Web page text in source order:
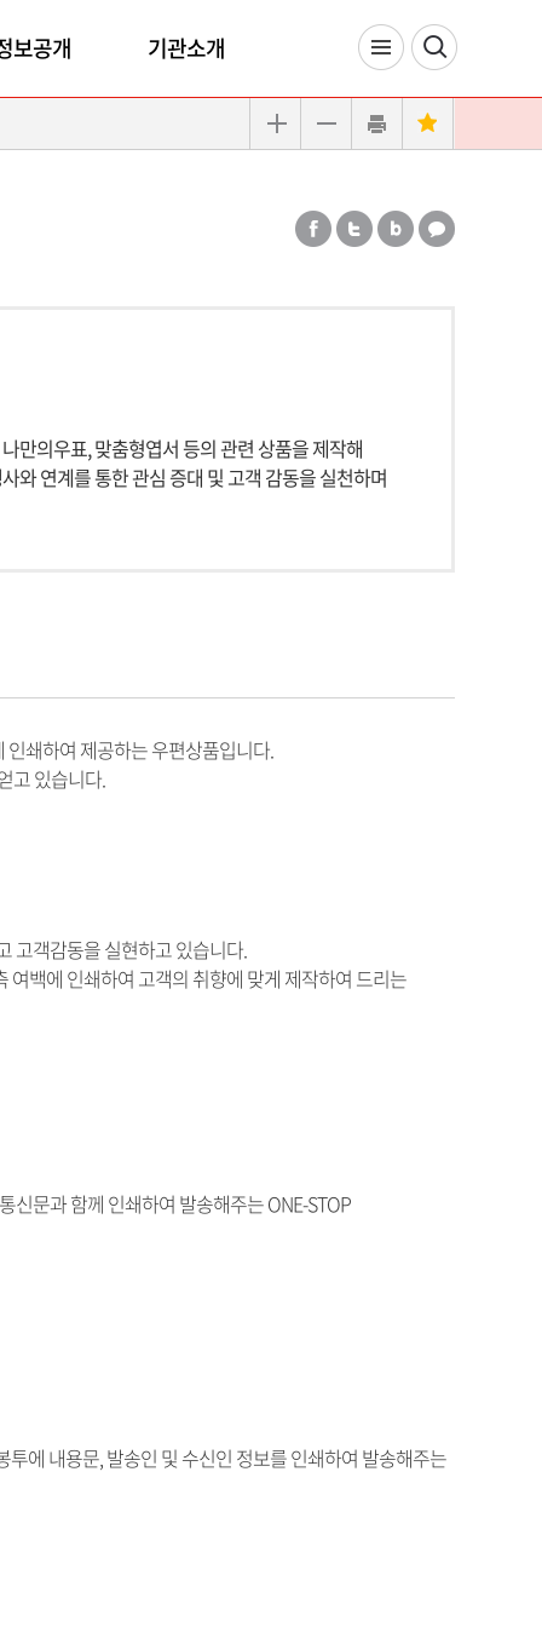
보공개 기관소개
만의우표, 맞춤형엽서 등의 관련 상품을 제작해
와 연계를 통한 관심 증대 및 고객 감동을 실천하며
인쇄하여 제공하는 우편상품입니다.
고 있습니다.
고객감동을 실현하고 있습니다.
여백에 인쇄하여 고객의 취향에 맞게 제작하여 드리는
신문과 함께 인쇄하여 발송해주는 ONE-STOP
에 내용문, 발송인 및 수신인 정보를 인쇄하여 발송해주는